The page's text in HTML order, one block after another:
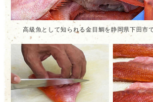
高級魚として知られる金目鯛を静岡県下田市